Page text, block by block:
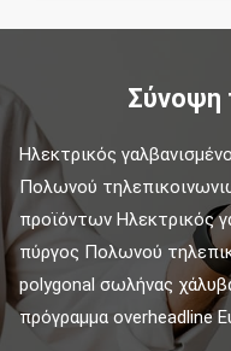
Σύνοψη
Ηλεκτρικός
Πολωνού
προϊόντων Ηλεκτρικός
πύργος Πολωνού
polygonal σωλήνας
πρόγραμμα overheadline